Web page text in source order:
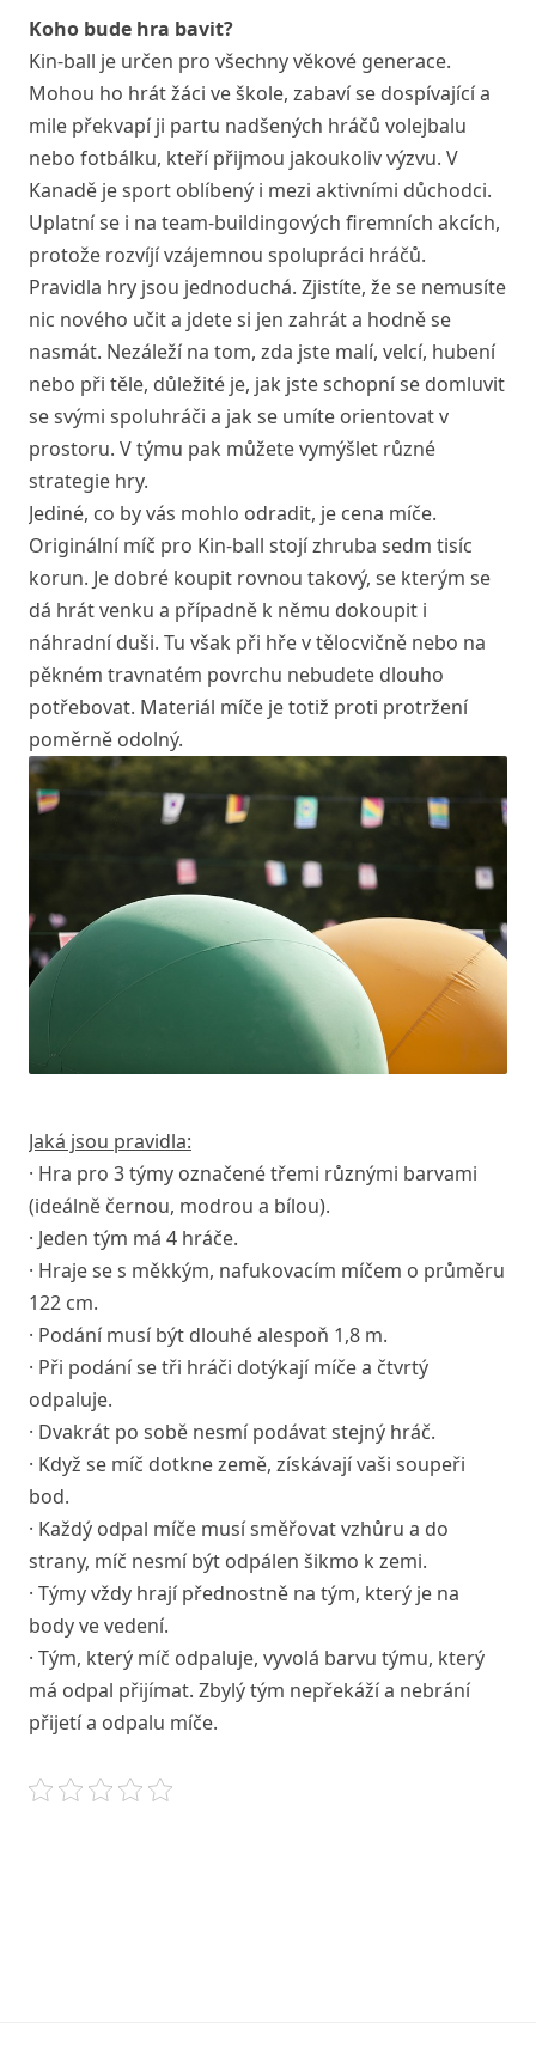
Koho bude hra bavit?
Kin-ball je určen pro všechny věkové generace.
Mohou ho hrát žáci ve škole, zabaví se dospívající a
mile překvapí ji partu nadšených hráčů volejbalu
nebo fotbálku, kteří přijmou jakoukoliv výzvu. V
Kanadě je sport oblíbený i mezi aktivními důchodci.
Uplatní se i na team-buildingových firemních akcích,
protože rozvíjí vzájemnou spolupráci hráčů.
Pravidla hry jsou jednoduchá. Zjistíte, že se nemusíte
nic nového učit a jdete si jen zahrát a hodně se
nasmát. Nezáleží na tom, zda jste malí, velcí, hubení
nebo při těle, důležité je, jak jste schopní se domluvit
se svými spoluhráči a jak se umíte orientovat v
prostoru. V týmu pak můžete vymýšlet různé
strategie hry.
Jediné, co by vás mohlo odradit, je cena míče.
Originální míč pro Kin-ball stojí zhruba sedm tisíc
korun. Je dobré koupit rovnou takový, se kterým se
dá hrát venku a případně k němu dokoupit i
náhradní duši. Tu však při hře v tělocvičně nebo na
pěkném travnatém povrchu nebudete dlouho
potřebovat. Materiál míče je totiž proti protržení
poměrně odolný.
Jaká jsou pravidla:
· Hra pro 3 týmy označené třemi různými barvami
(ideálně černou, modrou a bílou).
· Jeden tým má 4 hráče.
· Hraje se s měkkým, nafukovacím míčem o průměru
122 cm.
· Podání musí být dlouhé alespoň 1,8 m.
· Při podání se tři hráči dotýkají míče a čtvrtý
odpaluje.
· Dvakrát po sobě nesmí podávat stejný hráč.
· Když se míč dotkne země, získávají vaši soupeři
bod.
· Každý odpal míče musí směřovat vzhůru a do
strany, míč nesmí být odpálen šikmo k zemi.
· Týmy vždy hrají přednostně na tým, který je na
body ve vedení.
· Tým, který míč odpaluje, vyvolá barvu týmu, který
má odpal přijímat. Zbylý tým nepřekáží a nebrání
přijetí a odpalu míče.